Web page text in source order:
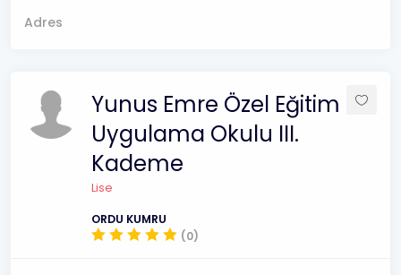
Adres
Yunus Emre Özel Eğitim
Uygulama Okulu III.
Kademe
Lise
ORDU KUMRU
(0)